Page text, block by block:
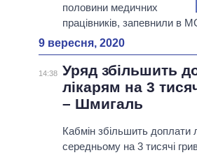
половини медичних
працівників, запевнили в
9 вересня, 2020
14:38 Уряд збільшить
лікарям на 3
– Шмигаль
Кабмін збільшить доплати
середньому на 3 тисячі